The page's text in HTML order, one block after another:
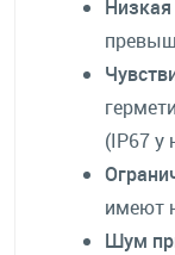
(IP67 у
имеют
Шум